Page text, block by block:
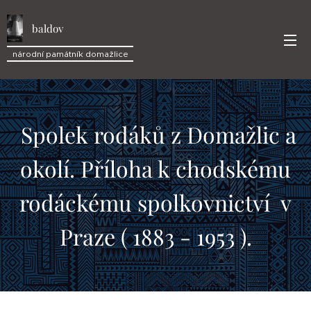
baldov
národní památník domažlice
Spolek rodáků z Domažlic a
okolí. Příloha k chodskému
rodáckému spolkovnictví v
Praze ( 1883 - 1953 ).